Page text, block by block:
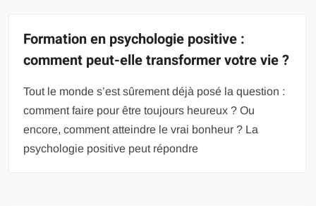
Formation en psychologie positive :
comment peut-elle transformer votre vie ?
Tout le monde s’est sûrement déjà posé la question :
comment faire pour être toujours heureux ? Ou
encore, comment atteindre le vrai bonheur ? La
psychologie positive peut répondre